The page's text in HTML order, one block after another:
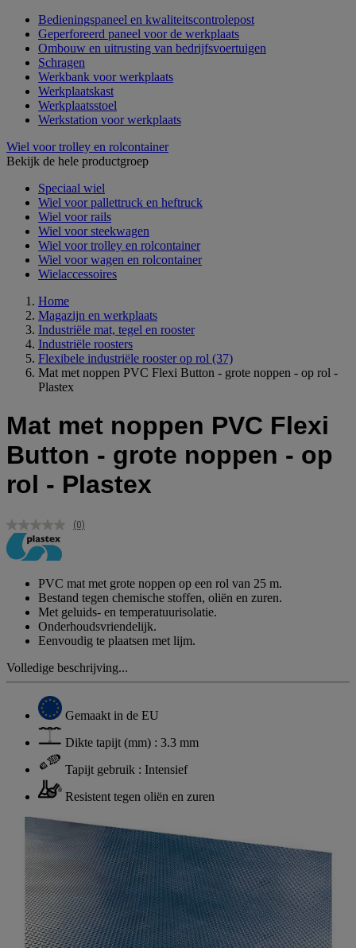
Bedieningspaneel en kwaliteitscontrolepost
Geperforeerd paneel voor de werkplaats
Ombouw en uitrusting van bedrijfsvoertuigen
Schragen
Werkbank voor werkplaats
Werkplaatskast
Werkplaatsstoel
Werkstation voor werkplaats
Wiel voor trolley en rolcontainer
Bekijk de hele productgroep
Speciaal wiel
Wiel voor pallettruck en heftruck
Wiel voor rails
Wiel voor steekwagen
Wiel voor trolley en rolcontainer
Wiel voor wagen en rolcontainer
Wielaccessoires
Home
Magazijn en werkplaats
Industriële mat, tegel en rooster
Industriële roosters
Flexibele industriële rooster op rol (37)
Mat met noppen PVC Flexi Button - grote noppen - op rol -
Plastex
Mat met noppen PVC Flexi
Button - grote noppen - op
rol - Plastex
Geen
(0)
PVC mat met grote noppen op een rol van 25 m.
Bestand tegen chemische stoffen, oliën en zuren.
Met geluids- en temperatuurisolatie.
Onderhoudsvriendelijk.
Eenvoudig te plaatsen met lijm.
Volledige beschrijving...
Gemaakt in de EU
Dikte tapijt (mm) : 3.3 mm
Tapijt gebruik : Intensief
Resistent tegen oliën en zuren